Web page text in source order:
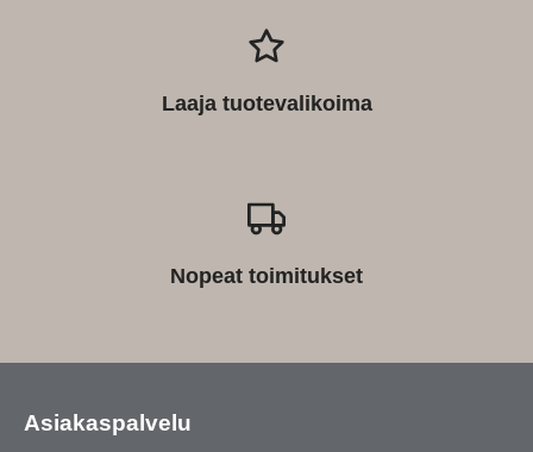
Laaja tuotevalikoima
Nopeat toimitukset
Asiakaspalvelu